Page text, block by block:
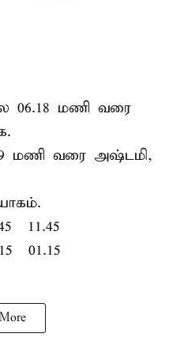
06.18 மணி வரை
மணி வரை அஷ்டமி,
11.45
01.15